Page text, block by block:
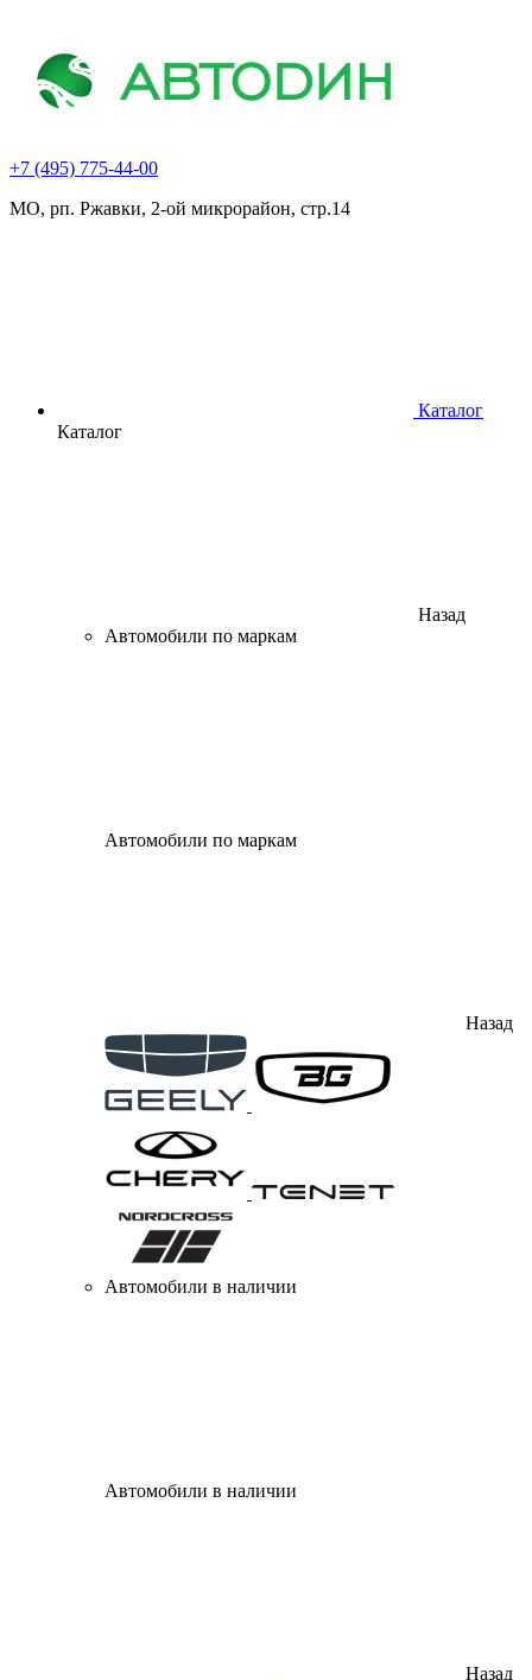
+7 (495) 775-44-00
МО, рп. Ржавки, 2-ой микрорайон, стр.14
Каталог
Каталог
Назад
Автомобили по маркам
Автомобили по маркам
Назад
Автомобили в наличии
Автомобили в наличии
Назад